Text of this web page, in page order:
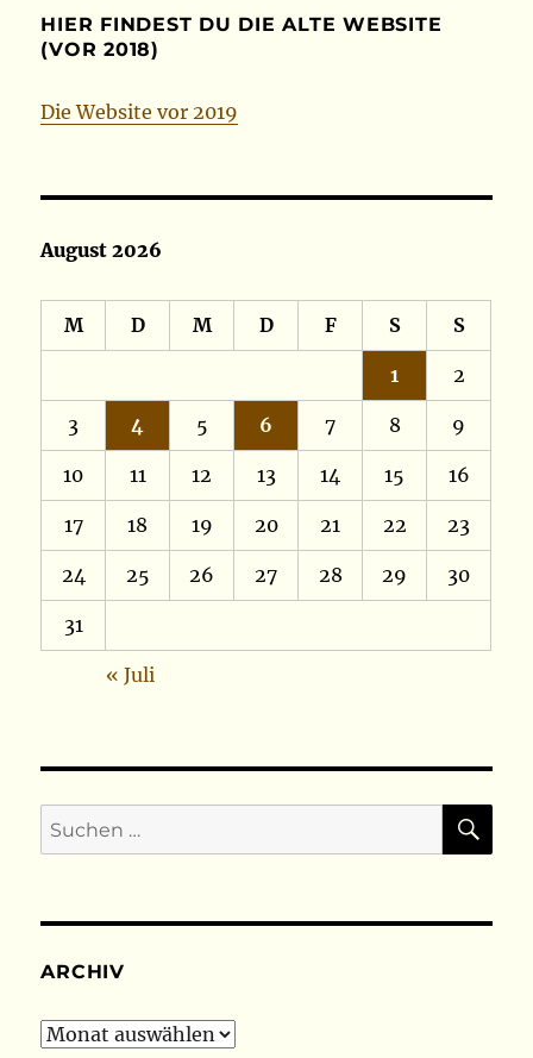
HIER FINDEST DU DIE ALTE WEBSITE
(VOR 2018)
Die Website vor 2019
August 2026
M D M D F S S
1 2
3 4 5 6 7 8 9
10 11 12 13 14 15 16
17 18 19 20 21 22 23
24 25 26 27 28 29 30
31
« Juli
Suchen
nach:
ARCHIV
Archiv